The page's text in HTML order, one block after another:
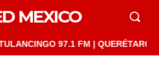
MEXICO
97.1 FM | QUERÉTARO